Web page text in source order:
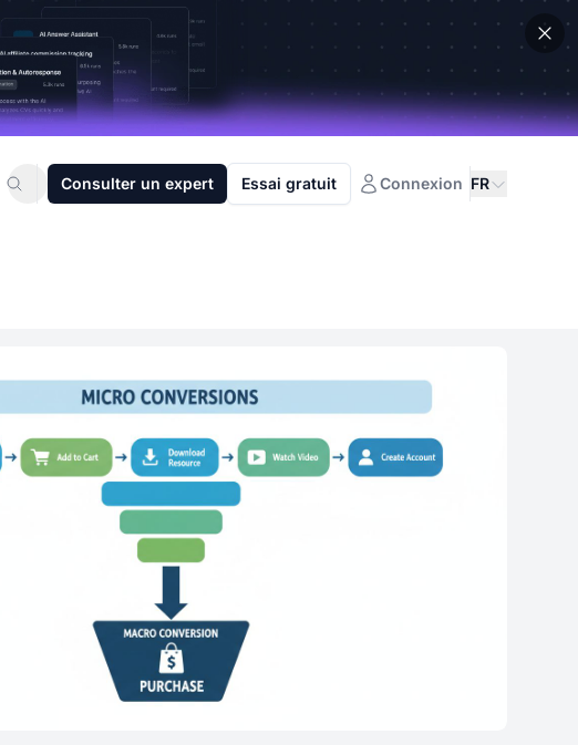
Consulter un expert Essai gratuit Connexion FR